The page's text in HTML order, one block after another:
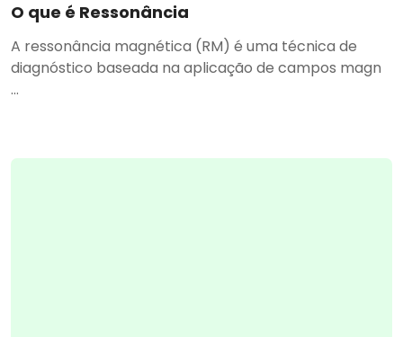
O que é Ressonância
A ressonância magnética (RM) é uma técnica de
diagnóstico baseada na aplicação de campos magn
...